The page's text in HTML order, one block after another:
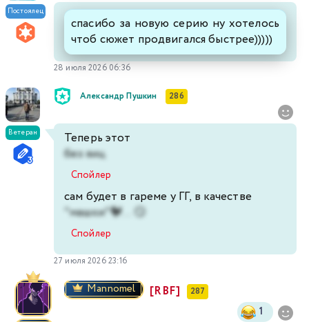
Постоялец
спасибо за новую серию ну хотелось
чтоб сюжет продвигался быстрее)))))
28 июля 2026 06:36
Ветеран
Александр Пушкин 286
Теперь этот
без яиц
Спойлер
сам будет в гареме у ГГ, в качестве
"машки"🐓... 😏
Спойлер
27 июля 2026 23:16
Mannomel [RBF] 287
1